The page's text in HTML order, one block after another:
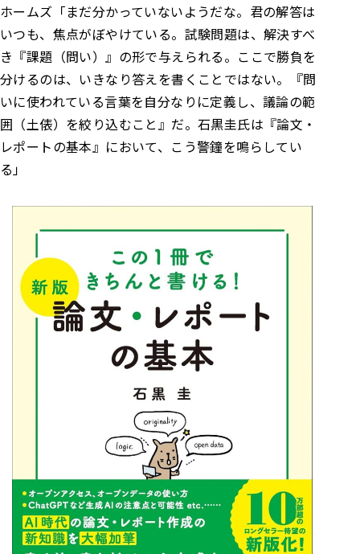
ホームズ 「まだ分かっていないようだな。君の解答は
いつも、焦点がぼやけている。 試験問題は、解決すべ
き『課題（問い）』の形で与えられる。ここで勝負を
分けるのは、いきなり答えを書くことではない。『問
いに使われている言葉を自分なりに定義し、議論の範
囲（土俵）を絞り込むこと』だ。 石黒圭氏は『論文・
レポートの基本』において、こう警鐘を鳴らしてい
る」